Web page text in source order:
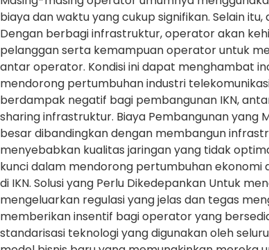
biaya dan waktu yang cukup signifikan. Selain
Dengan berbagi infrastruktur, operator akan
pelanggan serta kemampuan operator untuk
antar operator. Kondisi ini dapat menghambat
mendorong pertumbuhan industri
berdampak negatif bagi pembangunan IKN,
sharing infrastruktur. Biaya Pembangunan
besar dibandingkan dengan membangun
menyebabkan kualitas jaringan yang tidak
kunci dalam mendorong pertumbuhan
di IKN. Solusi yang Perlu Dikedepankan Untuk
mengeluarkan regulasi yang jelas dan tegas
memberikan insentif bagi operator yang
standarisasi teknologi yang digunakan oleh